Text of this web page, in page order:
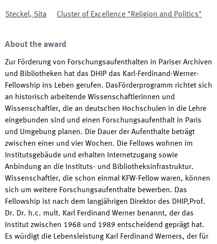
Steckel, Sita Cluster of Excellence "Religion and Politics"
About the award
Zur Förderung von Forschungsaufenthalten in Pariser Archiven
und Bibliotheken hat das DHIP das Karl-Ferdinand-Werner-
Fellowship ins Leben gerufen. DasFörderprogramm richtet sich
an historisch arbeitende Wissenschaftlerinnen und
Wissenschaftler, die an deutschen Hochschulen in die Lehre
eingebunden sind und einen Forschungsaufenthalt in Paris
und Umgebung planen. Die Dauer der Aufenthalte beträgt
zwischen einer und vier Wochen. Die Fellows wohnen im
Institutsgebäude und erhalten Internetzugang sowie
Anbindung an die Instituts- und Bibliotheksinfrastruktur.
Wissenschaftler, die schon einmal KFW-Fellow waren, können
sich um weitere Forschungsaufenthalte bewerben. Das
Fellowship ist nach dem langjährigen Direktor des DHIP,Prof.
Dr. Dr. h.c. mult. Karl Ferdinand Werner benannt, der das
Institut zwischen 1968 und 1989 entscheidend geprägt hat.
Es würdigt die Lebensleistung Karl Ferdinand Werners, der für